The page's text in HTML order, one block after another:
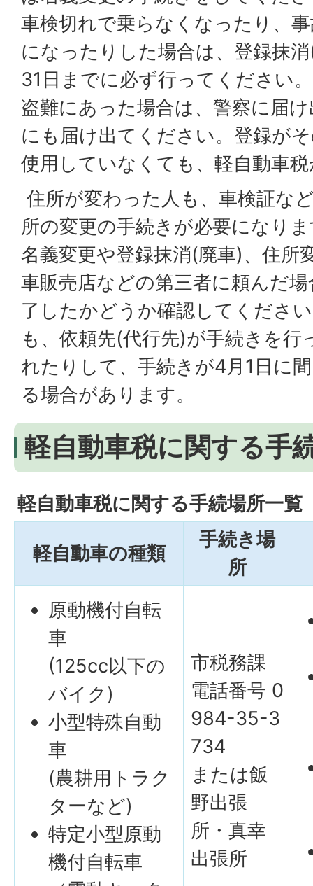
車検切れで乗らなくなったり、
になったりした場合は、登録抹
31日までに必ず行ってください。
盗難にあった場合は、警察に届
にも届け出てください。登録が
使用していなくても、軽自動車
住所が変わった人も、車検証な
所の変更の手続きが必要になり
名義変更や登録抹消(廃車)、住所
車販売店などの第三者に頼んだ
了したかどうか確認してくださ
も、依頼先(代行先)が手続きを
れたりして、手続きが4月1日に
る場合があります。
軽自動車税に関する手
軽自動車税に関する手続場所一覧
軽自動車の種類
手続き場
所
原動機付自転
車
(125cc以下の
バイク)
小型特殊自動
車
(農耕用トラク
ターなど)
特定小型原動
機付自転車
市税務課
電話番号 0
984-35-3
734
または飯
野出張
所・真幸
出張所